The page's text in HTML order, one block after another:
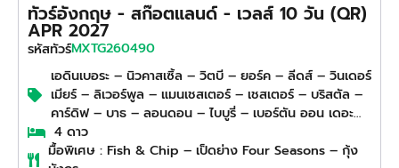
ทัวร์อังกฤษ - สก๊อตแลนด์ - เวลส์ 10 วัน (QR)
APR 2027
รหัสทัวร์MXTG260490
เอดินเบอระ – นิวคาสเซิ้ล – วิตบี – ยอร์ค – ลีดส์ – วินเดอร์
เมียร์ – ลิเวอร์พูล – แมนเชสเตอร์ – เชสเตอร์ – บริสตัล –
คาร์ดิฟ – บาธ – ลอนดอน – ไบบูรี่ – เบอร์ตัน ออน เดอะ
วอเตอร์
4 ดาว
มื้อพิเศษ : Fish & Chip – เป็ดย่าง Four Seasons – กุ้ง